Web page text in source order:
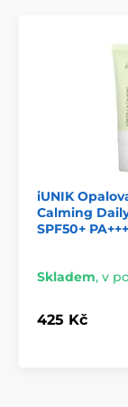
iUNIK
Calming
SPF50+
Skladem, v
425 Kč